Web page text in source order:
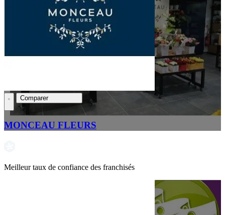
Comparer
MONCEAU FLEURS
Meilleur taux de confiance des franchisés